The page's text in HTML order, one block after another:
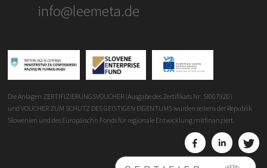
info@leemeta.de
Die Anlagen ZERTIFIZIERUNGSVOUCHER (Ausgabe des Zertifikats Nr. SI007920)
und VOUCHER ZUM SCHUTZ DES GEISTIGEN EIGENTUMS wurden seitens der Republik
Slowenien und des Europäischn Fonds für regionale Entwicklung mitfinanziert.